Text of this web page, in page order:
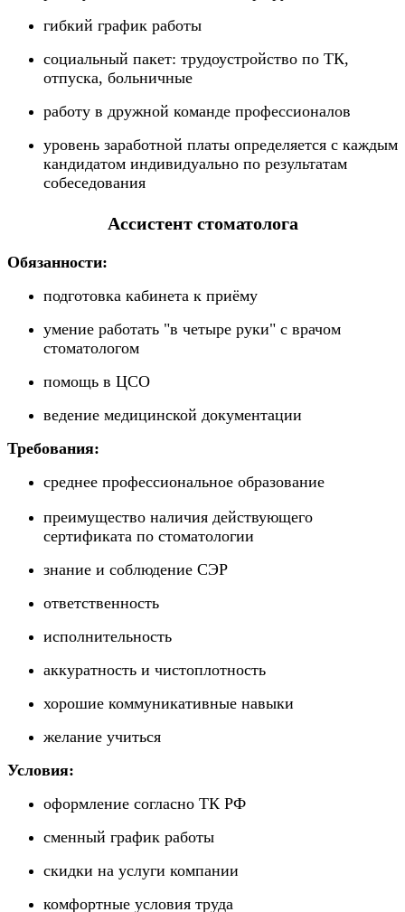
гибкий график работы
социальный пакет: трудоустройство по ТК,
отпуска, больничные
работу в дружной команде профессионалов
уровень заработной платы определяется с каждым
кандидатом индивидуально по результатам
собеседования
Ассистент стоматолога
Обязанности:
подготовка кабинета к приёму
умение работать "в четыре руки" с врачом
стоматологом
помощь в ЦСО
ведение медицинской документации
Требования:
среднее профессиональное образование
преимущество наличия действующего
сертификата по стоматологии
знание и соблюдение СЭР
ответственность
исполнительность
аккуратность и чистоплотность
хорошие коммуникативные навыки
желание учиться
Условия:
оформление согласно ТК РФ
сменный график работы
скидки на услуги компании
комфортные условия труда